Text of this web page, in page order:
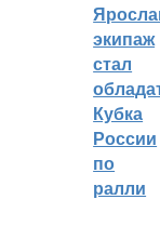
экипаж
стал
Кубка
России
по
ралли